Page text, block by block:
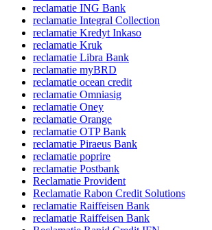
reclamatie ING Bank
reclamatie Integral Collection
reclamatie Kredyt Inkaso
reclamatie Kruk
reclamatie Libra Bank
reclamatie myBRD
reclamatie ocean credit
reclamatie Omniasig
reclamatie Oney
reclamatie Orange
reclamatie OTP Bank
reclamatie Piraeus Bank
reclamatie poprire
reclamatie Postbank
Reclamatie Provident
Reclamatie Rabon Credit Solutions
reclamatie Raiffeisen Bank
reclamatie Raiffeisen Bank